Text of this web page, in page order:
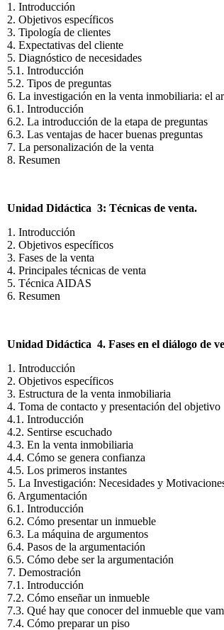
1. Introducción
2. Objetivos específicos
3. Tipología de clientes
4. Expectativas del cliente
5. Diagnóstico de necesidades
5.1. Introducción
5.2. Tipos de preguntas
6. La investigación en la venta inmobiliaria: el
6.1. Introducción
6.2. La introducción de la etapa de preguntas
6.3. Las ventajas de hacer buenas preguntas
7. La personalización de la venta
8. Resumen
Unidad Didáctica 3: Técnicas de venta.
1. Introducción
2. Objetivos específicos
3. Fases de la venta
4. Principales técnicas de venta
5. Técnica AIDAS
6. Resumen
Unidad Didáctica 4. Fases en el diálogo de
1. Introducción
2. Objetivos específicos
3. Estructura de la venta inmobiliaria
4. Toma de contacto y presentación del objetivo
4.1. Introducción
4.2. Sentirse escuchado
4.3. En la venta inmobiliaria
4.4. Cómo se genera confianza
4.5. Los primeros instantes
5. La Investigación: Necesidades y
6. Argumentación
6.1. Introducción
6.2. Cómo presentar un inmueble
6.3. La máquina de argumentos
6.4. Pasos de la argumentación
6.5. Cómo debe ser la argumentación
7. Demostración
7.1. Introducción
7.2. Cómo enseñar un inmueble
7.3. Qué hay que conocer del inmueble que
7.4. Cómo preparar un piso